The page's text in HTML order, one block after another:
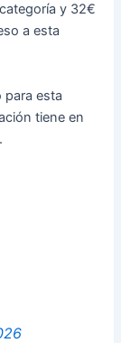
y 32€
a esta
para esta
tiene en